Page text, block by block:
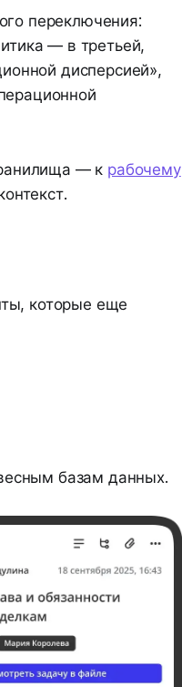
переключения:
— в третьей,
дисперсией»,
— к рабочему
которые еще
базам данных.